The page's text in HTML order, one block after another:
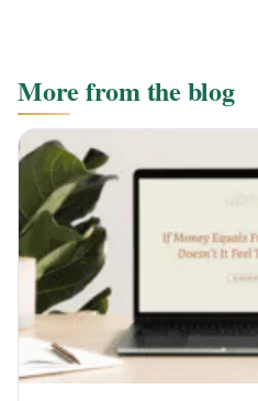
More from the blog